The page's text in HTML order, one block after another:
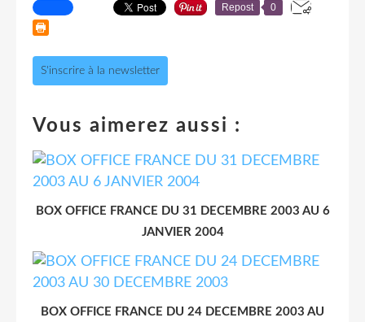
Repost 0
S'inscrire à la newsletter
Vous aimerez aussi :
BOX OFFICE FRANCE DU 31 DECEMBRE 2003 AU 6
JANVIER 2004
BOX OFFICE FRANCE DU 24 DECEMBRE 2003 AU